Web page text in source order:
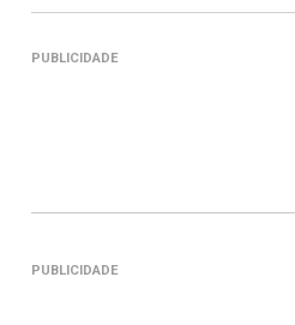
PUBLICIDADE
PUBLICIDADE